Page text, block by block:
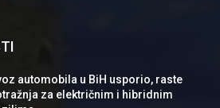
automobila u BiH usporio, raste
za električnim i hibridnim